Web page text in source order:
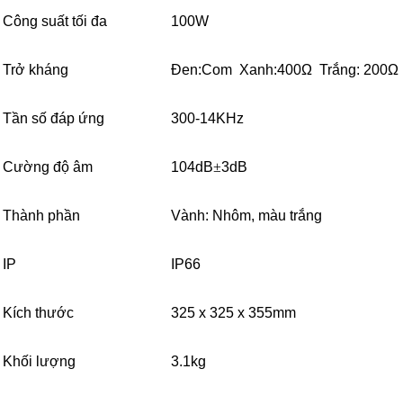
Công suất tối đa 100W
Trở kháng Đen:Com Xanh:400Ω Trắng: 200Ω
Tần số đáp ứng 300-14KHz
Cường độ âm 104dB±3dB
Thành phần Vành: Nhôm, màu trắng
IP IP66
Kích thước 325 x 325 x 355mm
Khối lượng 3.1kg